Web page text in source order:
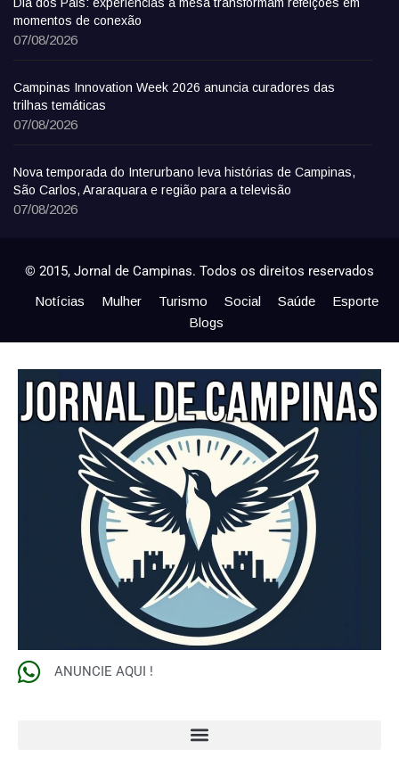
momentos de conexão
07/08/2026
Campinas Innovation Week 2026 anuncia curadores das
trilhas temáticas
07/08/2026
Nova temporada do Interurbano leva histórias de Campinas,
São Carlos, Araraquara e região para a televisão
07/08/2026
© 2015, Jornal de Campinas. Todos os direitos reservados
Notícias Mulher Turismo Social Saúde
Esporte
Blogs
ANUNCIE AQUI !